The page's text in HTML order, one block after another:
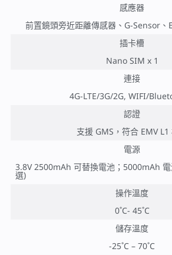
感應器
前置鏡頭旁近距離傳感器、G-Sensor、
插卡槽
Nano SIM x 1
連接
4G-LTE/3G/2G, WIFI/
認證
支援 GMS，符合 EMV L1
電源
3.8V 2500mAh 可替換電池；5000mAh
選)
操作溫度
0˚C- 45˚C
儲存溫度
-25˚C – 70˚C